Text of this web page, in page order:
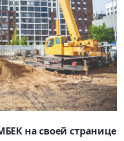
на своей странице